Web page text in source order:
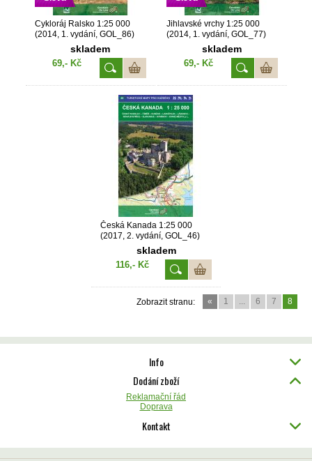
Cykloráj Ralsko 1:25 000
(2014, 1. vydání, GOL_86)
skladem
69,- Kč
Jihlavské vrchy 1:25 000
(2014, 1. vydání, GOL_77)
skladem
69,- Kč
Česká Kanada 1:25 000
(2017, 2. vydání, GOL_46)
skladem
116,- Kč
Zobrazit stranu: « 1 ... 6 7 8
Info
Dodání zboží
Reklamační řád
Doprava
Kontakt